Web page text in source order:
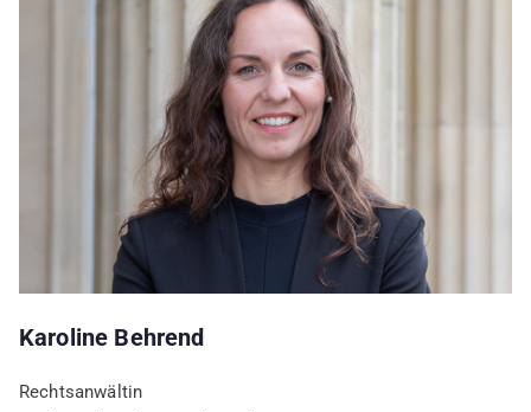
Karoline Behrend
Rechtsanwältin